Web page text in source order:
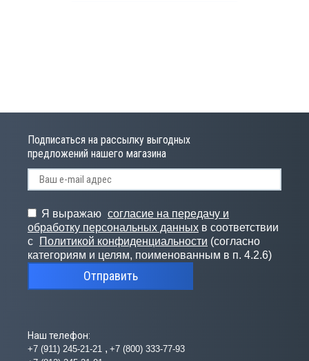
Наш телефон:
+7 (911) 245-21-21
+7 (800) 333-77-93
Подписаться на рассылку выгодных
предложений нашего магазина
Я выражаю согласие на передачу и
обработку персональных данных в соответствии
с
Политикой конфиденциальности (согласно
категориям и целям, поименованным в п. 4.2.6)
Отправить